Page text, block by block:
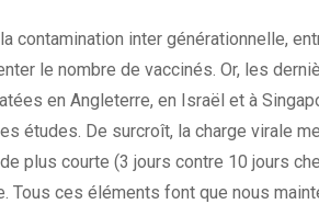
contamination inter générationnelle,
le nombre de vaccinés. Or, les
en Angleterre, en Israël et à
études. De surcroît, la charge virale
plus courte (3 jours contre 10 jours
ces éléments font que nous